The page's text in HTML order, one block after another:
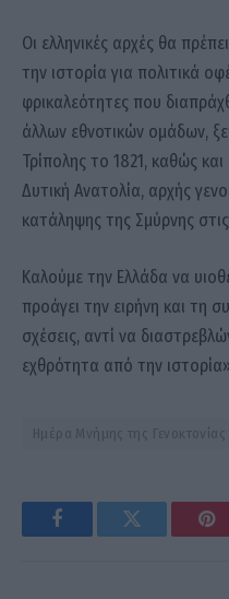
Οι ελληνικές αρχές θα
την ιστορία για πολιτικά
φρικαλεότητες που
άλλων εθνοτικών ομάδων,
Τρίπολης το 1821, καθώς
Δυτική Ανατολία, αρχής
κατάληψης της Σμύρνης
Καλούμε την Ελλάδα να
προάγει την ειρήνη και τη
σχέσεις, αντί να
εχθρότητα από την
Ημέρα Μνήμης της Γενοκτονίας
FacebookTwitter